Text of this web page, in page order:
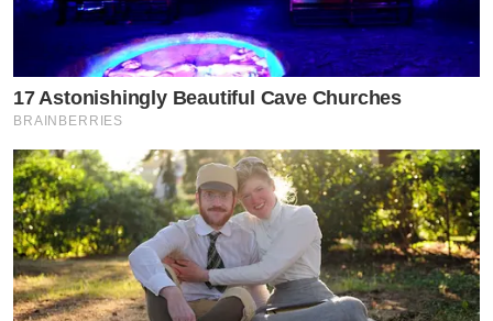
17 Astonishingly Beautiful Cave Churches
BRAINBERRIES